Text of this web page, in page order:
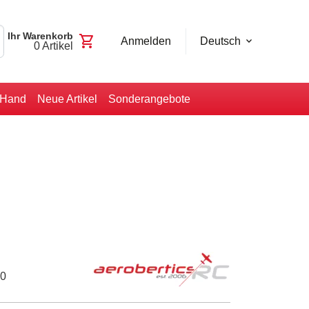
Ihr Warenkorb
0Artikel shopping_cart Anmelden Deutsch
Neue Artikel Sonderangebote